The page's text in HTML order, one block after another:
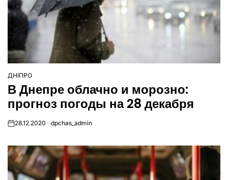
ОПУБЛІКУВАТИ
У
ДНІПРО
В Днепре облачно и морозно:
прогноз погоды на 28 декабря
on28.12.2020 dpchas_admin